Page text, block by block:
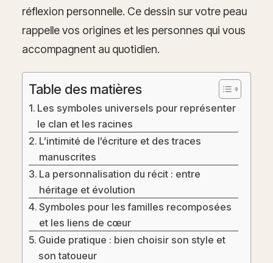
réflexion personnelle. Ce dessin sur votre peau
rappelle vos origines et les personnes qui vous
accompagnent au quotidien.
Table des matières
Les symboles universels pour représenter
le clan et les racines
L’intimité de l’écriture et des traces
manuscrites
La personnalisation du récit : entre
héritage et évolution
Symboles pour les familles recomposées
et les liens de cœur
Guide pratique : bien choisir son style et
son tatoueur